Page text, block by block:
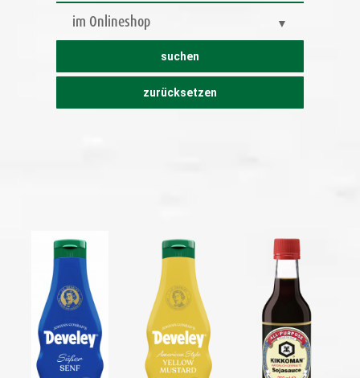
im Onlineshop